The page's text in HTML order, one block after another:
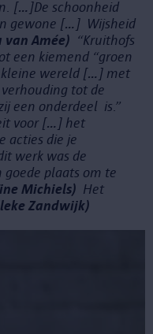
[…]De schoonheid
gewone […] Wijsheid
van Amée) “Kruithofs
een kiemend “groen
kleine wereld […] met
tot de
een onderdeel is.”
voor […] het
acties die je
werk was de
goede plaats om te
Michiels) Het
Zandwijk)